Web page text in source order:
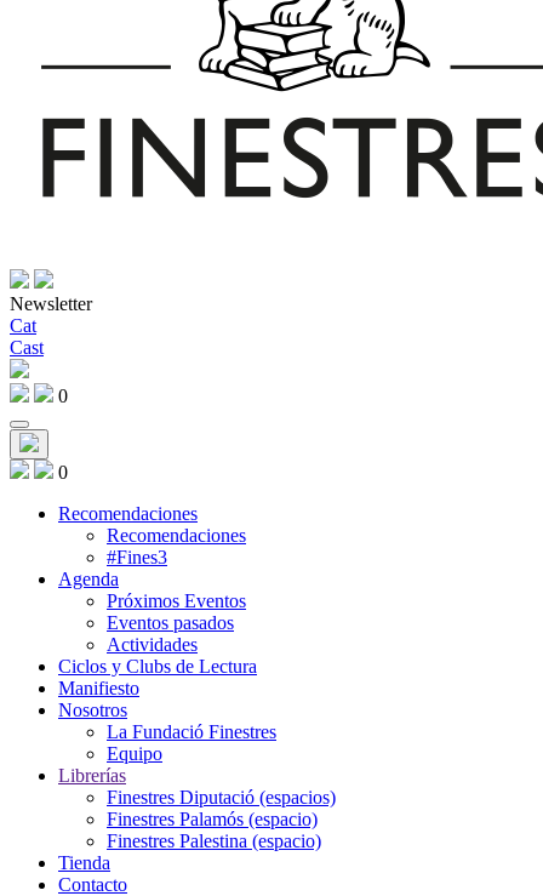
Newsletter
Cat
Cast
0
0
Recomendaciones
Recomendaciones
#Fines3
Agenda
Próximos Eventos
Eventos pasados
Actividades
Ciclos y Clubs de Lectura
Manifiesto
Nosotros
La Fundació Finestres
Equipo
Librerías
Finestres Diputació (espacios)
Finestres Palamós (espacio)
Finestres Palestina (espacio)
Tienda
Contacto